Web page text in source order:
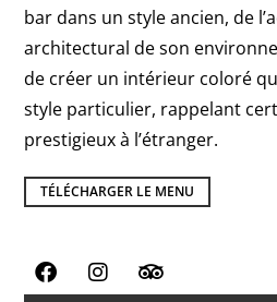
bar dans un style ancien, de
architectural de son
de créer un intérieur coloré
style particulier, rappelant
prestigieux à l’étranger.
TÉLÉCHARGER LE MENU